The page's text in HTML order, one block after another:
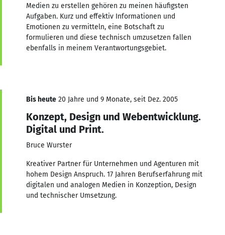
Medien zu erstellen gehören zu meinen häufigsten
Aufgaben. Kurz und effektiv Informationen und
Emotionen zu vermitteln, eine Botschaft zu
formulieren und diese technisch umzusetzen fallen
ebenfalls in meinem Verantwortungsgebiet.
Bis heute 20 Jahre und 9 Monate, seit Dez. 2005
Konzept, Design und Webentwicklung.
Digital und Print.
Bruce Wurster
Kreativer Partner für Unternehmen und Agenturen mit
hohem Design Anspruch. 17 Jahren Berufserfahrung mit
digitalen und analogen Medien in Konzeption, Design
und technischer Umsetzung.